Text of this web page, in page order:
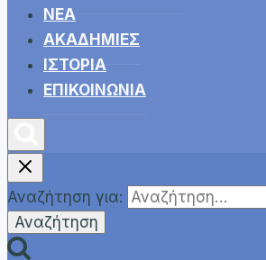
ΝΕΑ
ΑΚΑΔΗΜΙΕΣ
ΙΣΤΟΡΙΑ
ΕΠΙΚΟΙΝΩΝΙΑ
Αναζήτηση για: